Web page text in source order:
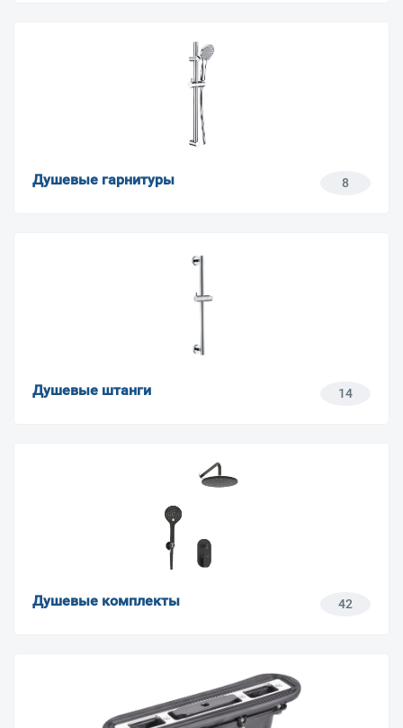
Душевые гарнитуры 8
Душевые штанги 14
Душевые комплекты 42